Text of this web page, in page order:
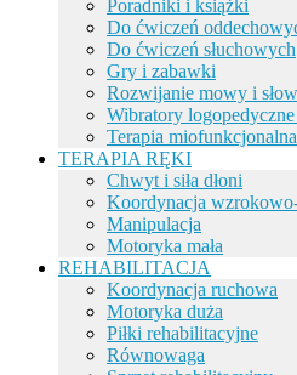
Poradniki i książki
Do ćwiczeń
Do ćwiczeń słuchowych
Gry i zabawki
Rozwijanie mowy i
Wibratory
Terapia miofunkcjonalna
TERAPIA RĘKI
Chwyt i siła dłoni
Koordynacja
Manipulacja
Motoryka mała
REHABILITACJA
Koordynacja ruchowa
Motoryka duża
Piłki rehabilitacyjne
Równowaga